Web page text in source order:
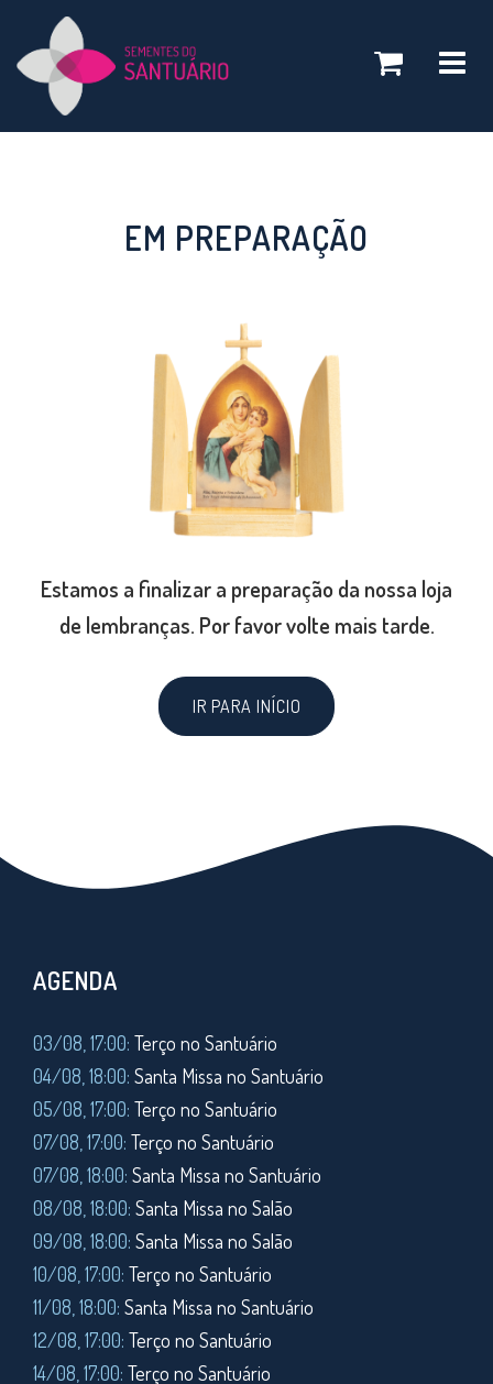
Toggle
EM PREPARAÇÃO
Estamos a finalizar a preparação da nossa loja
de lembranças. Por favor volte mais tarde.
IR PARA INÍCIO
AGENDA
03/08, 17:00: Terço no Santuário
04/08, 18:00: Santa Missa no Santuário
05/08, 17:00: Terço no Santuário
07/08, 17:00: Terço no Santuário
07/08, 18:00: Santa Missa no Santuário
08/08, 18:00: Santa Missa no Salão
09/08, 18:00: Santa Missa no Salão
10/08, 17:00: Terço no Santuário
11/08,18:00: Santa Missa no Santuário
12/08, 17:00: Terço no Santuário
14/08, 17:00: Terço no Santuário